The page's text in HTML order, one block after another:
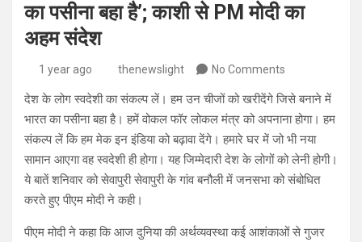
का पसीना बहा है’; काशी से PM मोदी का
अहम संदेश
1 year ago thenewslight No Comments
देश के लोग स्वदेशी का संकल्प लें। हम उन चीजों को खरीदेंगे जिसे बनाने में
भारत का पसीना बहा है। हमें वोकल फॉर लोकल मंत्र को अपनाना होगा। हम
संकल्प लें कि हम मेक इन इंडिया को बढ़ावा देंगे। हमारे घर में जो भी नया
सामान आएगा वह स्वदेशी ही होगा। यह जिम्मेदारी देश के लोगों को लेनी होगी।
ये बातें शनिवार को सेवापुरी सेवापुरी के गांव बनौली में जनसभा को संबोधित
करते हुए पीएम मोदी ने कही।
पीएम मोदी ने कहा कि आज दुनिया की अर्थव्यवस्था कई आशंकाओं से गुजर